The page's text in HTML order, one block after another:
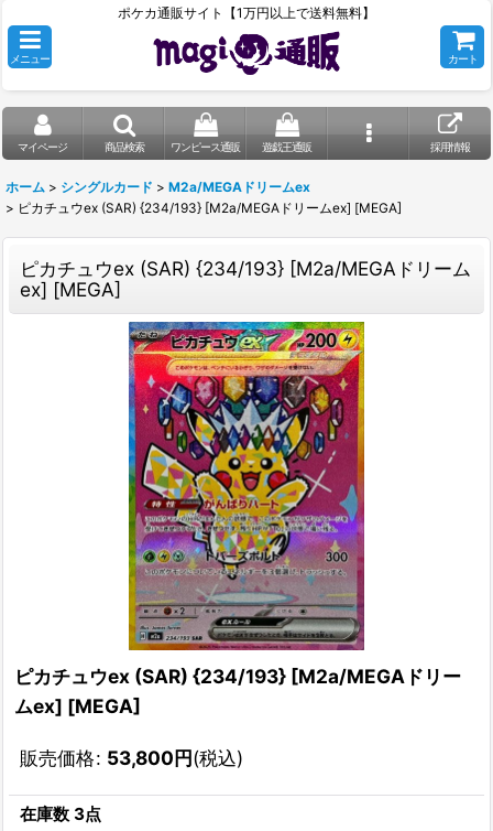
ポケカ通販サイト【1万円以上で送料無料】
メニュー カート
マイページ 商品検索 ワンピース通販 遊戯王通販 採用情報
ホーム > シングルカード > M2a/MEGAドリームex
> ピカチュウex (SAR) {234/193} [M2a/MEGAドリームex] [MEGA]
ピカチュウex (SAR) {234/193} [M2a/MEGAドリーム
ex] [MEGA]
ピカチュウex (SAR) {234/193} [M2a/MEGAドリー
ムex] [MEGA]
販売価格: 53,800円(税込)
在庫数 3点